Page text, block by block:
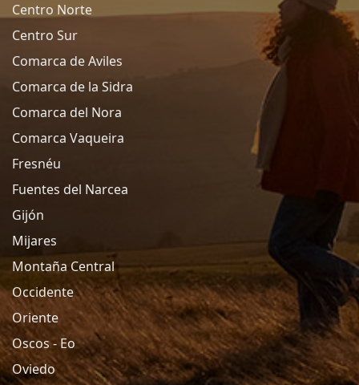
Centro Norte
Centro Sur
Comarca de Aviles
Comarca de la Sidra
Comarca del Nora
Comarca Vaqueira
Fresnéu
Fuentes del Narcea
Gijón
Mijares
Montaña Central
Occidente
Oriente
Oscos - Eo
Oviedo